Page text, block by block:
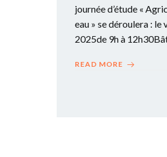
journée d’étude «
eau » se déroulera :
2025de 9h à
READ MORE